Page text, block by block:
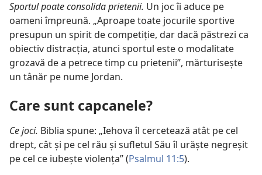
Sportul poate consolida prietenii. Un joc îi aduce pe
oameni împreună. „Aproape toate jocurile sportive
presupun un spirit de competiție, dar dacă păstrezi ca
obiectiv distracția, atunci sportul este o modalitate
grozavă de a petrece timp cu prietenii”, mărturisește
un tânăr pe nume Jordan.
Care sunt capcanele?
Ce joci. Biblia spune: „Iehova îl cercetează atât pe cel
drept, cât și pe cel rău și sufletul Său îl urăște negreșit
pe cel ce iubește violența” (Psalmul 11:5).